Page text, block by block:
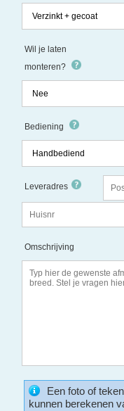
Wil je laten
monteren?
Bediening
Leveradres
Omschrijving
Een foto of
kunnen berekenen